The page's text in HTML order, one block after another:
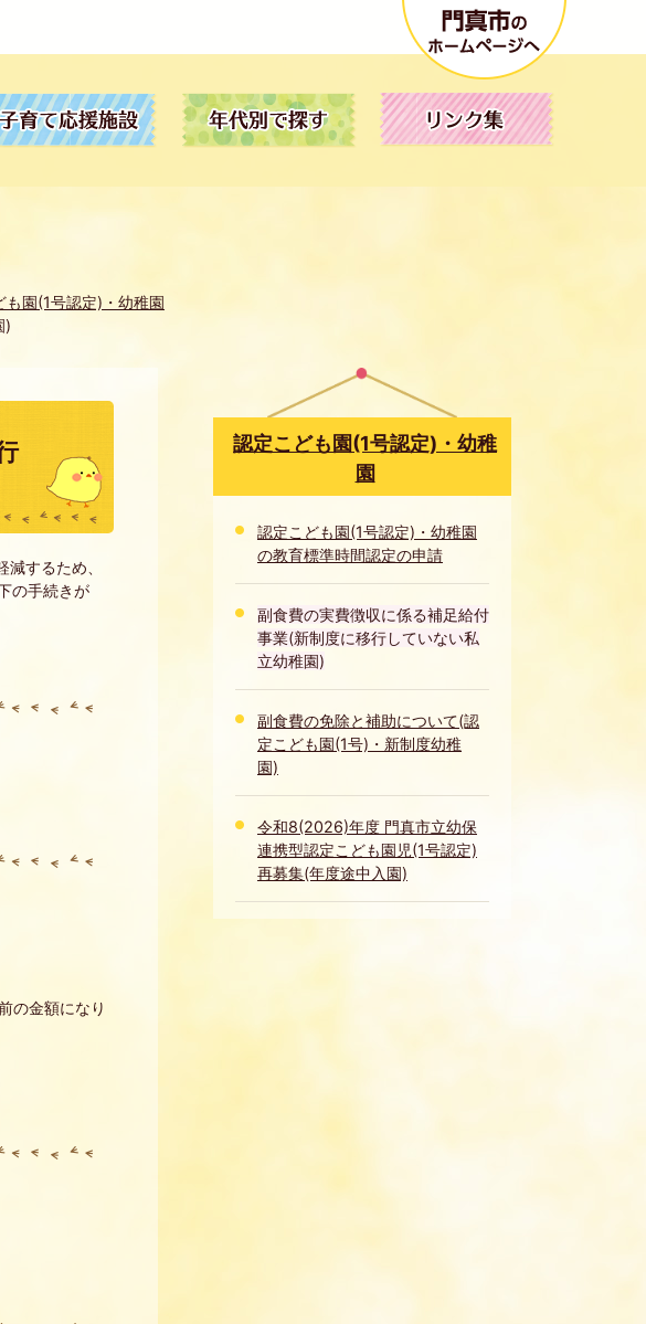
も園(1号認定)・幼稚園
)
するため、
の手続きが
の金額になり
認定こども園(1号認定)・幼稚
園
認定こども園(1号認定)・幼稚園
の教育標準時間認定の申請
副食費の実費徴収に係る補足給付
事業(新制度に移行していない私
立幼稚園)
副食費の免除と補助について(認
定こども園(1号)・新制度幼稚
園)
令和8(2026)年度 門真市立幼保
連携型認定こども園児(1号認定)
再募集(年度途中入園)